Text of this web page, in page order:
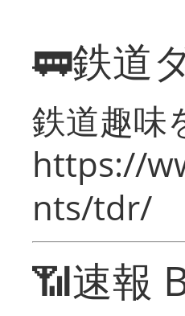
🚃鉄道
鉄道趣味
https://
nts/tdr/
📶速報